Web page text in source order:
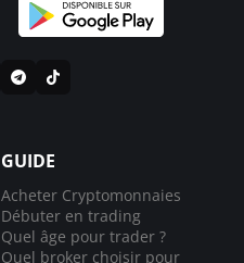
GUIDE
Acheter Cryptomonnaies
Débuter en trading
Quel âge pour trader ?
Quel broker choisir pour